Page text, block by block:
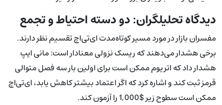
دیدگاه تحلیلگران: دو دسته احتیاط و تجمع
مفسران بازار در مورد مسیر کوتاه‌مدت ای‌تی‌اچ تقسیم نظر دارند.
برخی هشدار می‌دهند که ریسک نزولی معنادار است: مانی ایپ
هشدار داد که اتریوم ممکن است برای اولین بار سه فصل متوالی
قرمز ثبت کند و اشاره کرد که اگر اعتماد بیشتر کاهش یابد، ای‌تی‌اچ
ممکن است سطوح زیر $1,000 را آزمون کند.